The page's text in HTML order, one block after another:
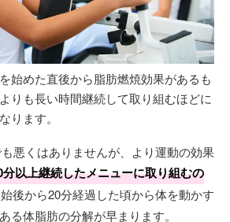
始めた直後から脂肪燃焼効果があるも
りも長い時間継続して取り組むほどに
ります。
悪くはありませんが、より運動の効果
分以上継続したメニューに取り組むの
後から20分経過した頃から体を動かす
る体脂肪の分解が早まります。